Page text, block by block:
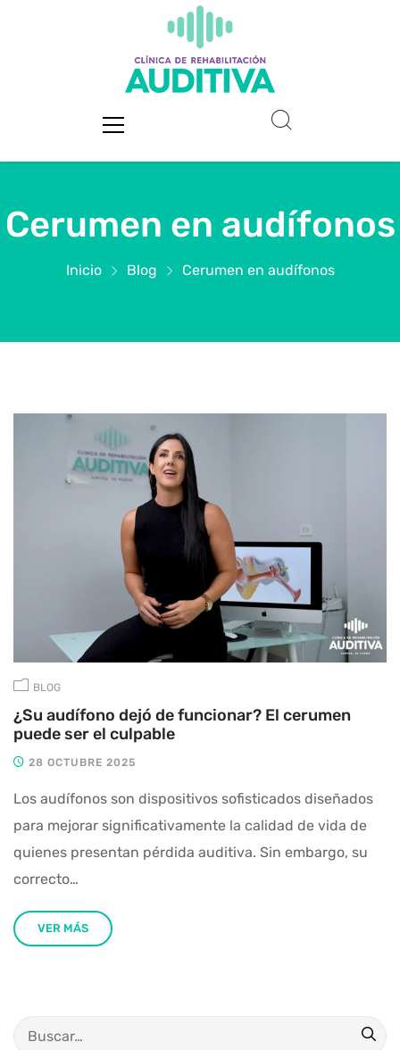
Cerumen en audífonos
Inicio Blog Cerumen en audífonos
BLOG
¿Su audífono dejó de funcionar? El cerumen
puede ser el culpable
28 OCTUBRE 2025
Los audífonos son dispositivos sofisticados diseñados
para mejorar significativamente la calidad de vida de
quienes presentan pérdida auditiva. Sin embargo, su
correcto…
VER MÁS